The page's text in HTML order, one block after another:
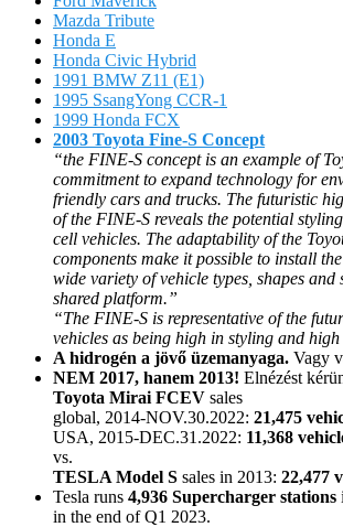
Mazda Tribute
Honda E
Honda Civic Hybrid
1991 BMW Z11 (E1)
1995 SsangYong CCR-1
1999 Honda FCX
2003 Toyota Fine-S Concept
“the FINE-S concept is an example of
commitment to expand technology for
friendly cars and trucks. The futuristic
of the FINE-S reveals the potential
cell vehicles. The adaptability of the
components make it possible to install
wide variety of vehicle types, shapes and
shared platform.”
“The FINE-S is representative of the
vehicles as being high in styling and
A hidrogén a jövő üzemanyaga. Vagy
NEM 2017, hanem 2013! Elnézést
Toyota Mirai FCEV sales
global, 2014-NOV.30.2022: 21,475
USA, 2015-DEC.31.2022: 11,368
vs.
TESLA Model S sales in 2013: 22,477
Tesla runs 4,936 Supercharger stations
in the end of Q1 2023.